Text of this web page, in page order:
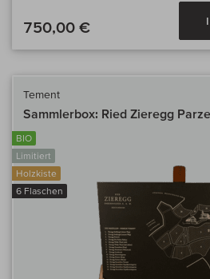
750,00 €
Tement
Sammlerbox: Ried Zieregg
BIO
Limitiert
Holzkiste
6 Flaschen